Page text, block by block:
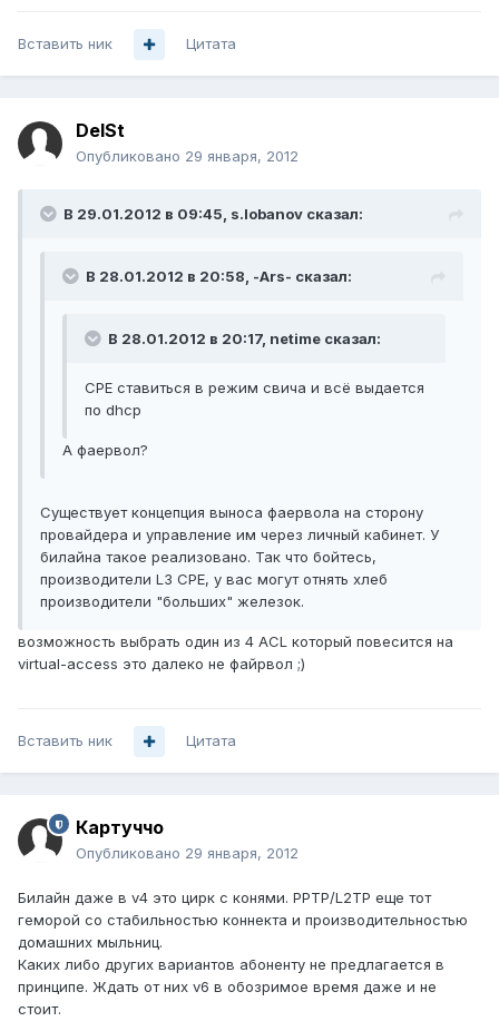
Вставить ник Цитата
DelSt
Опубликовано 29 января, 2012
В 29.01.2012 в 09:45, s.lobanov сказал:
В 28.01.2012 в 20:58, -Ars- сказал:
В 28.01.2012 в 20:17, netime сказал:
CPE ставиться в режим свича и всё выдается
по dhcp
А фаервол?
Существует концепция выноса фаервола на сторону
провайдера и управление им через личный кабинет. У
билайна такое реализовано. Так что бойтесь,
производители L3 CPE, у вас могут отнять хлеб
производители "больших" железок.
возможность выбрать один из 4 ACL который повесится на
virtual-access это далеко не файрвол ;)
Вставить ник Цитата
Картуччо
Опубликовано 29 января, 2012
Билайн даже в v4 это цирк с конями. PPTP/L2TP еще тот
геморой со стабильностью коннекта и производительностью
домашних мыльниц.
Каких либо других вариантов абоненту не предлагается в
принципе. Ждать от них v6 в обозримое время даже и не
стоит.